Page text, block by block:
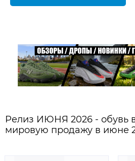
Релиз ИЮНЯ 2026 - обувь
мировую продажу в июне